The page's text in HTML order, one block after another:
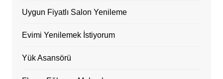
Uygun Fiyatlı Salon Yenileme
Evimi Yenilemek İstiyorum
Yük Asansörü